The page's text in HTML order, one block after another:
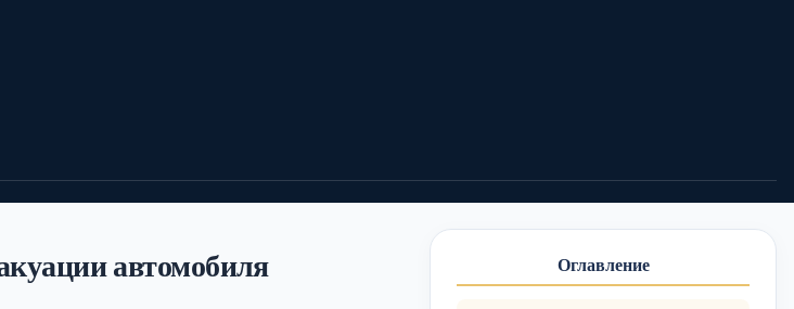
0 0 Поделиться:
автомобиля Оглавление